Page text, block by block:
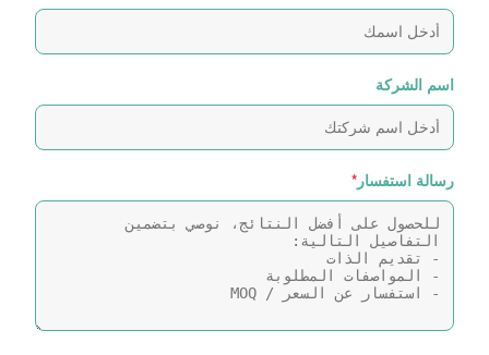
اسم الشركة
رسالة استفسار *